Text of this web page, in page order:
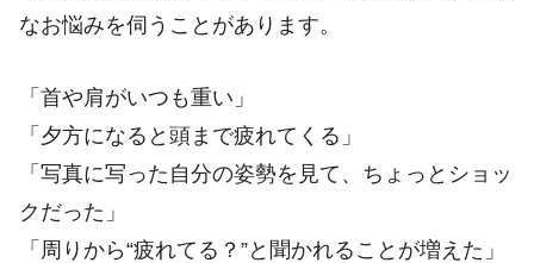
なお悩みを伺うことがあります。
「首や肩がいつも重い」
「夕方になると頭まで疲れてくる」
「写真に写った自分の姿勢を見て、ちょっとショッ
クだった」
「周りから“疲れてる？”と聞かれることが増えた」